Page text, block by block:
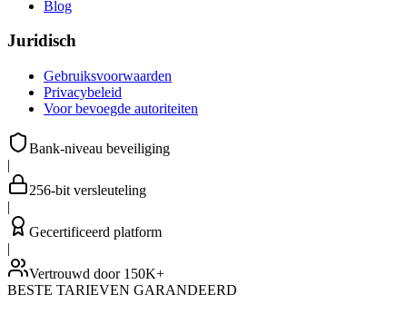
Blog
Juridisch
Gebruiksvoorwaarden
Privacybeleid
Voor bevoegde autoriteiten
Bank-niveau beveiliging
|
256-bit versleuteling
|
Gecertificeerd platform
|
Vertrouwd door 150K+
BESTE TARIEVEN GARANDEERD